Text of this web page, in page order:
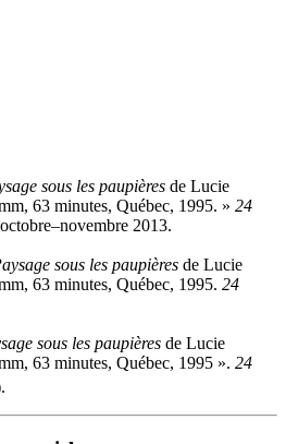
sous les paupières de Lucie
63 minutes, Québec, 1995. » 24
2013.
sous les paupières de Lucie
63 minutes, Québec, 1995. 24
sous les paupières de Lucie
63 minutes, Québec, 1995 ». 24